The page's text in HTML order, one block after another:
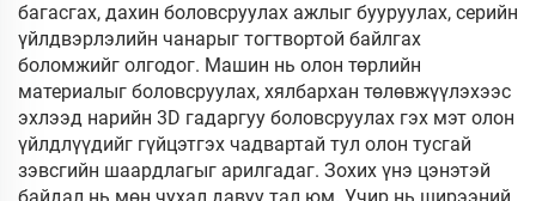
багасгах, дахин боловсруулах ажлыг бууруулах, серийн
үйлдвэрлэлийн чанарыг тогтвортой байлгах
боломжийг олгодог. Машин нь олон төрлийн
материалыг боловсруулах, хялбархан төлөвжүүлэхээс
эхлээд нарийн 3D гадаргуу боловсруулах гэх мэт олон
үйлдлүүдийг гүйцэтгэх чадвартай тул олон тусгай
зэвсгийн шаардлагыг арилгадаг. Зохих үнэ цэнэтэй